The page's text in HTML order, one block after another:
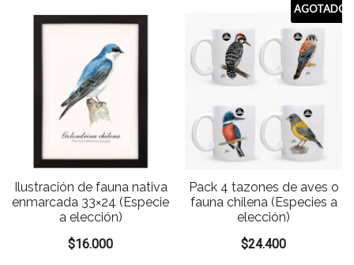
Ilustración de fauna nativa
enmarcada 33×24 (Especie
a elección)
$16.000
AGOTADO
Pack 4 tazones de aves o
fauna chilena (Especies a
elección)
$24.400